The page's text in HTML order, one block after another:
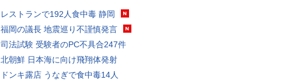
レストランで192人食中毒 静岡
福岡の議長 地震巡り不謹慎発言
司法試験 受験者のPC不具合247件
北朝鮮 日本海に向け飛翔体発射
ドンキ露店 うなぎで食中毒14人